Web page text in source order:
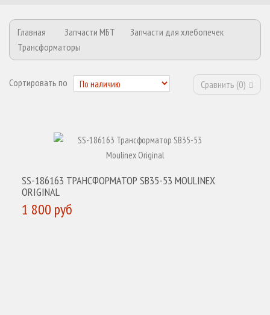
Главная Запчасти МБТ
Запчасти для хлебопечек
Трансформаторы
Сортировать по Сравнить (0)
SS-186163 ТРАНСФОРМАТОР SB35-53 MOULINEX
ORIGINAL
1 800 руб